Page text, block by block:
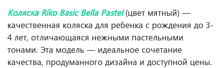
Коляска Riko Basic Bella Pastel(цвет мятный) —
качественная коляска для ребенка с рождения до 3-
4 лет, отличающаяся нежными пастельными
тонами. Эта модель — идеальное сочетание
качества, продуманного дизайна и доступной цены.